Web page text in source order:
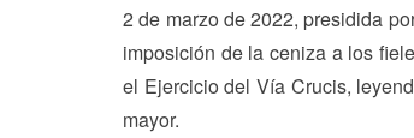
2 de marzo de 2022, presidida
imposición de la ceniza a los
el Ejercicio del Vía Crucis,
mayor.